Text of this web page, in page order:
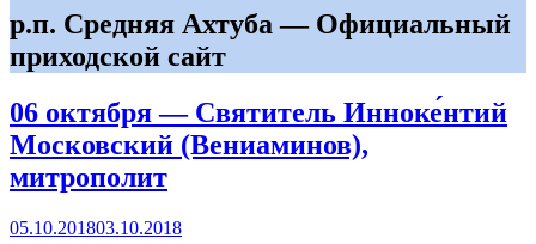
р.п. Средняя Ахтуба — Официальный
приходской сайт
06 октября — Святитель Инноке́нтий
Московский (Вениаминов),
митрополит
05.10.201803.10.2018